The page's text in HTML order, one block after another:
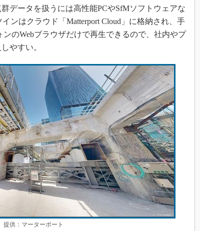
データを扱うには高性能PCやSfMソフトウェアな
ンはクラウド「Matterport Cloud」に格納され、手
のWebブラウザだけで再生できるので、社内やプ
やすい。
供：マーターポート